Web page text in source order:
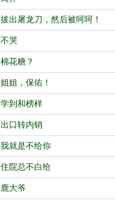
出屠龙刀，然后被呵呵！
哭
花糖？
姐，保佑！
到和榜样
口转内销
我就是不给你
住院总不白给
大爷